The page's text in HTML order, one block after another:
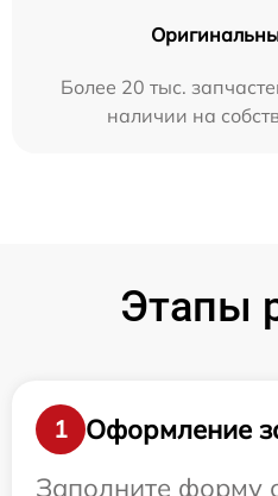
Более 20 тыс.
наличии на
Этапы
1
Оформление
Заполните форму